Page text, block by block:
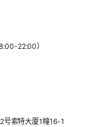
22:00）
号索特大厦1幢16-1